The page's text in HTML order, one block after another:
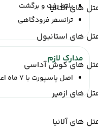
های آنتالیا
های استانبول
های کوش آداسی
های ازمیر
های آلانیا
بلیط رفت و برگشت
ترانسفر فرودگاهی
مدارک لازم
اصل پاسپورت با 7 ماه اعتبار